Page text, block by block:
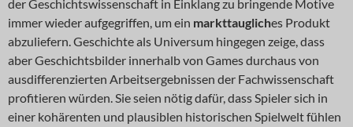
der Geschichtswissenschaft in Einklang zu bringende Motive
immer wieder aufgegriffen, um ein markttaugliches Produkt
abzuliefern. Geschichte als Universum hingegen zeige, dass
aber Geschichtsbilder innerhalb von Games durchaus von
ausdifferenzierten Arbeitsergebnissen der Fachwissenschaft
profitieren würden. Sie seien nötig dafür, dass Spieler sich in
einer kohärenten und plausiblen historischen Spielwelt fühlen